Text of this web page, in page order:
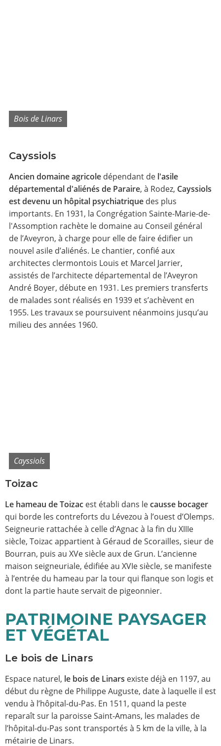
Bois de Linars
Cayssiols
Ancien domaine agricole dépendant de l'asile
départemental d'aliénés de Paraire, à Rodez, Cayssiols
est devenu un hôpital psychiatrique des plus
importants. En 1931, la Congrégation Sainte-Marie-de-
l'Assomption rachète le domaine au Conseil général
de l’Aveyron, à charge pour elle de faire édifier un
nouvel asile d’aliénés. Le chantier, confié aux
architectes clermontois Louis et Marcel Jarrier,
assistés de l’architecte départemental de l’Aveyron
André Boyer, débute en 1931. Les premiers transferts
de malades sont réalisés en 1939 et s’achèvent en
1955. Les travaux se poursuivent néanmoins jusqu’au
milieu des années 1960.
Cayssiols
Toizac
Le hameau de Toizac est établi dans lecausse bocager
qui borde les contreforts du Lévezou à l’ouest d’Olemps.
Seigneurie rattachée à celle d’Agnac à la fin du XIIIe
siècle, Toizac appartient à Géraud de Scorailles, sieur de
Bourran, puis au XVe siècle aux de Grun. L’ancienne
maison seigneuriale, édifiée au XVIe siècle, se manifeste
à l’entrée du hameau par la tour qui flanque son logis et
dont la partie haute servait de pigeonnier.
PATRIMOINE PAYSAGER
ET VÉGÉTAL
Le bois de Linars
Espace naturel, le bois de Linars existe déjà en 1197, au
début du règne de Philippe Auguste, date à laquelle il est
vendu à l’hôpital-du-Pas. En 1511, quand la peste
reparaît sur la paroisse Saint-Amans, les malades de
l’hôpital-du-Pas sont transportés à 5 km de la ville, à la
métairie de Linars.